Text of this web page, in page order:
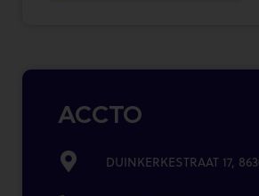
ACCTO
DUINKERKESTRAAT 17,